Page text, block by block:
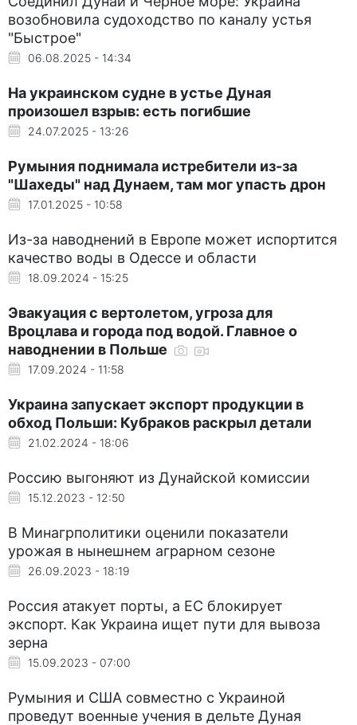
возобновила судоходство по каналу устья
"Быстрое"
06.08.2025 - 14:34
На украинском судне в устье Дуная
произошел взрыв: есть погибшие
24.07.2025 - 13:26
Румыния поднимала истребители из-за
"Шахеды" над Дунаем, там мог упасть дрон
17.01.2025 - 10:58
Из-за наводнений в Европе может испортится
качество воды в Одессе и области
18.09.2024 - 15:25
Эвакуация с вертолетом, угроза для
Вроцлава и города под водой. Главное о
наводнении в Польше
17.09.2024 - 11:58
Украина запускает экспорт продукции в
обход Польши: Кубраков раскрыл детали
21.02.2024 - 18:06
Россию выгоняют из Дунайской комиссии
15.12.2023 - 12:50
В Минагрполитики оценили показатели
урожая в нынешнем аграрном сезоне
26.09.2023 - 18:19
Россия атакует порты, а ЕС блокирует
экспорт. Как Украина ищет пути для вывоза
зерна
15.09.2023 - 07:00
Румыния и США совместно с Украиной
проведут военные учения в дельте Дуная